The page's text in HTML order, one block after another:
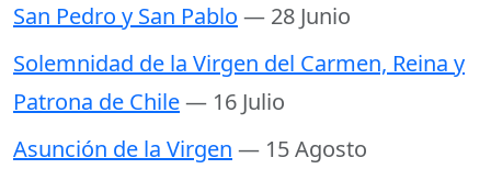
San Pedro y San Pablo — 28 Junio
Solemnidad de la Virgen del Carmen, Reina y
Patrona de Chile— 16 Julio
Asunción de la Virgen — 15 Agosto